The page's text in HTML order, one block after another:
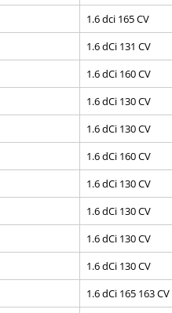
1.6 dci 165 CV
1.6 dCi 131 CV
1.6 dCi 160 CV
1.6 dCi 130 CV
1.6 dCi 130 CV
1.6 dCi 160 CV
1.6 dCi 130 CV
1.6 dCi 130 CV
1.6 dCi 130 CV
1.6 dCi 130 CV
1.6 dCi 165 163 CV